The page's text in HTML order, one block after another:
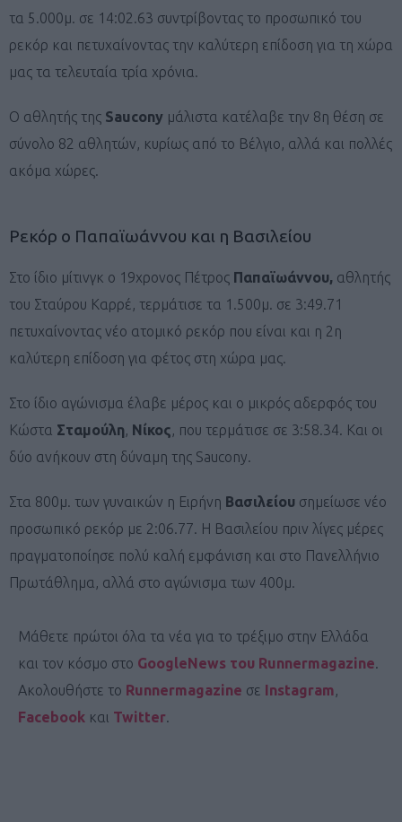
τα 5.000μ. σε 14:02.63 συντρίβοντας το προσωπικό του
ρεκόρ και πετυχαίνοντας την καλύτερη επίδοση για τη χώρα
μας τα τελευταία τρία χρόνια.
Ο αθλητής της Saucony μάλιστα κατέλαβε την 8η θέση σε
σύνολο 82 αθλητών, κυρίως από το Βέλγιο, αλλά και πολλές
ακόμα χώρες.
Ρεκόρ ο Παπαϊωάννου και η Βασιλείου
Στο ίδιο μίτινγκ ο 19χρονος Πέτρος Παπαϊωάννου, αθλητής
του Σταύρου Καρρέ, τερμάτισε τα 1.500μ. σε 3:49.71
πετυχαίνοντας νέο ατομικό ρεκόρ που είναι και η 2η
καλύτερη επίδοση για φέτος στη χώρα μας.
Στο ίδιο αγώνισμα έλαβε μέρος και ο μικρός αδερφός του
Κώστα Σταμούλη, Νίκος, που τερμάτισε σε 3:58.34. Και οι
δύο ανήκουν στη δύναμη της Saucony.
Στα 800μ. των γυναικών η Ειρήνη Βασιλείου σημείωσε νέο
προσωπικό ρεκόρ με 2:06.77. H Βασιλείου πριν λίγες μέρες
πραγματοποίησε πολύ καλή εμφάνιση και στο Πανελλήνιο
Πρωτάθλημα, αλλά στο αγώνισμα των 400μ.
Μάθετε πρώτοι όλα τα νέα για το τρέξιμο στην Ελλάδα
και τον κόσμο στο GoogleNews του Runnermagazine.
Ακολουθήστε το Runnermagazine σε Instagram,
Facebook και Twitter.